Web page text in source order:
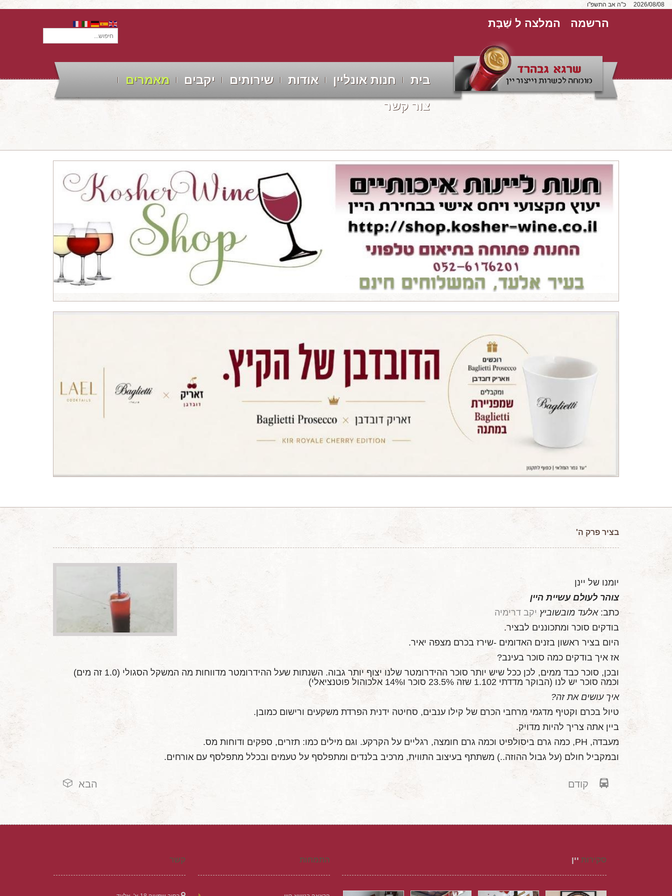
כ"ה אב התשפ"ו
חיפוש...
הרשמה המלצה ל שַׁבָּת
בית חנות אונליין אודות שירותים יקבים
מאמרים
צור קשר
בציר פרק ה'
יומנו של יינן
צוהר לעולם עשיית היין
כתב:אלעד מובשוביץ יקב דרימיה
בודקים סוכר ומתכוננים לבציר.
היום בציר ראשון בזנים האדומים -שירז בכרם מצפה יאיר.
אז איך בודקים כמה סוכר בעינב?
ובכן, סוכר כבד ממים, לכן ככל שיש יותר סוכר ההידרומטר שלנו יצוף יותר גבוה. השנתות שעל ההידרומטר מדווחות מה המשקל הסגולי (1.0 זה מים)
וכמה סוכר יש לנו (הבוקר מדדתי 1.102 שזה 23.5% סוכר ו14% אלכוהול פוטנציאלי)
איך עושים את זה?
טיול בכרם וקטיף מדגמי מרחבי הכרם של קילו ענבים, סחיטה ידנית הפרדת משקעים ורישום כמובן.
ביין אתה צריך להיות מדויק.
מעבדה, PH, כמה גרם ביסולפיט וכמה גרם חומצה, רגליים על הקרקע. וגם מילים כמו: תזרים, ספקים ודוחות מס.
ובמקביל חולם (על גבול ההוזה..) משתתף בעיצוב התווית, מרכיב בלנדים ומתפלסף על טעמים ובכלל מתפלסף עם אורחים.
קודם הבא
סקירות יין התמחות קשר